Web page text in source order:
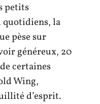
petits
quotidiens, la
pèse sur
généreux, 20
certaines
Wing,
d’esprit.